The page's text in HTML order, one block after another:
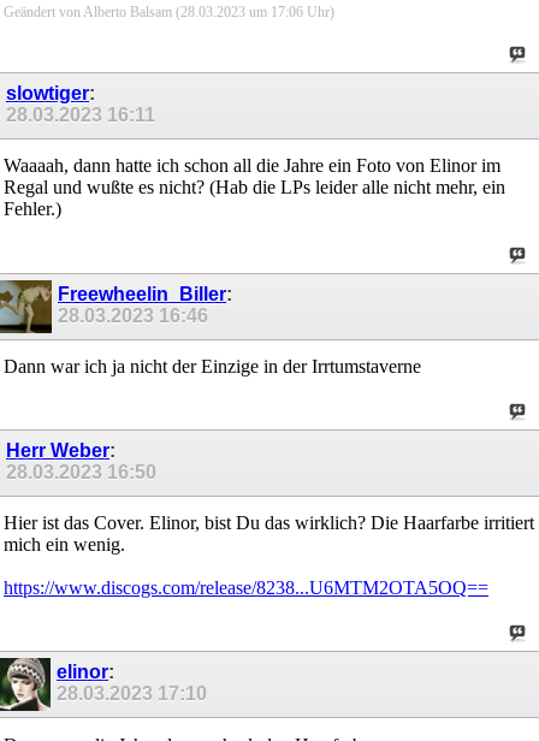
Geändert von Alberto Balsam (28.03.2023 um 17:06 Uhr)
slowtiger:
28.03.2023 16:11
Waaaah, dann hatte ich schon all die Jahre ein Foto von Elinor im
Regal und wußte es nicht? (Hab die LPs leider alle nicht mehr, ein
Fehler.)
Freewheelin_Biller:
28.03.2023 16:46
Dann war ich ja nicht der Einzige in der Irrtumstaverne
Herr Weber:
28.03.2023 16:50
Hier ist das Cover. Elinor, bist Du das wirklich? Die Haarfarbe irritiert
mich ein wenig.
https://www.discogs.com/release/8238...U6MTM2OTA5OQ==
elinor:
28.03.2023 17:10